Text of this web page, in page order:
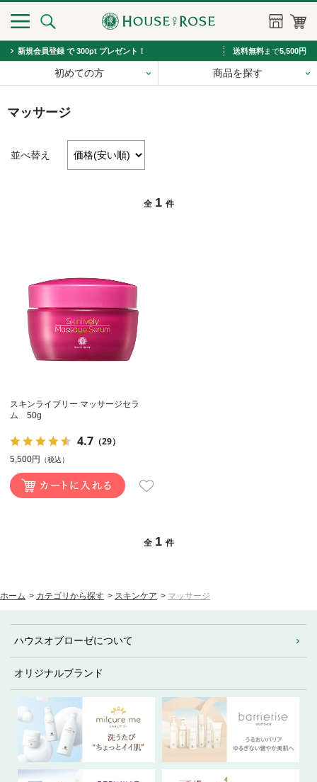
新規会員登録 で 300pt プレゼント！ 送料無料まで5,500円
初めての方 商品を探す
マッサージ
並べ替え
全 1 件
スキンライブリー マッサージセラ
ム 50g
4.7（29）
5,500円 （税込）
全 1 件
ホーム > カテゴリから探す > スキンケア > マッサージ
ハウスオブローゼについて
オリジナルブランド